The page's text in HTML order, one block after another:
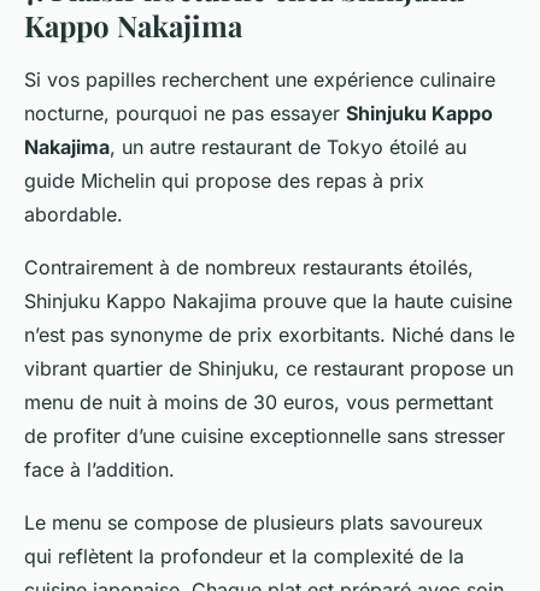
Kappo Nakajima
Si vos papilles recherchent une expérience culinaire
nocturne, pourquoi ne pas essayer Shinjuku Kappo
Nakajima, un autre restaurant de Tokyo étoilé au
guide Michelin qui propose des repas à prix
abordable.
Contrairement à de nombreux restaurants étoilés,
Shinjuku Kappo Nakajima prouve que la haute cuisine
n’est pas synonyme de prix exorbitants. Niché dans le
vibrant quartier de Shinjuku, ce restaurant propose un
menu de nuit à moins de 30 euros, vous permettant
de profiter d’une cuisine exceptionnelle sans stresser
face à l’addition.
Le menu se compose de plusieurs plats savoureux
qui reflètent la profondeur et la complexité de la